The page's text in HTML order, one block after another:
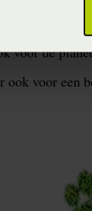
naar
voor de
voor een